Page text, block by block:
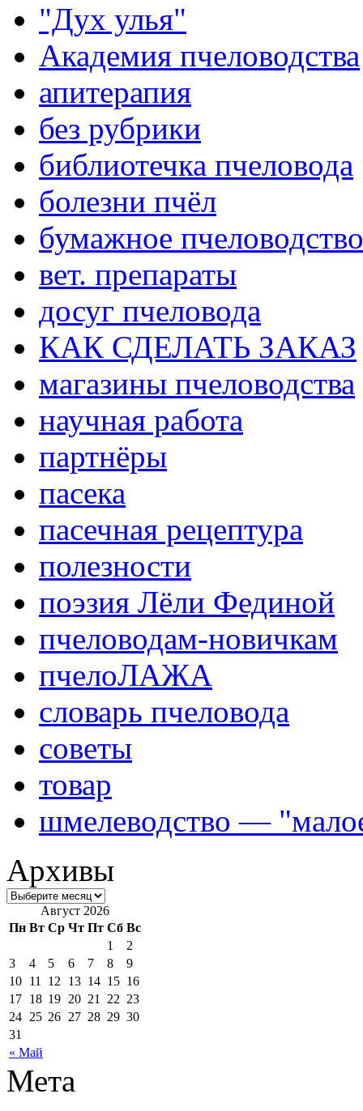
"Дух улья"
Академия пчеловодства
апитерапия
без рубрики
библиотечка пчеловода
болезни пчёл
бумажное пчеловодство
вет. препараты
досуг пчеловода
КАК СДЕЛАТЬ ЗАКАЗ
магазины пчеловодства
научная работа
партнёры
пасека
пасечная рецептура
полезности
поэзия Лёли Фединой
пчеловодам-новичкам
пчелоЛАЖА
словарь пчеловода
советы
товар
шмелеводство —
Архивы
Август 2026
Пн Вт Ср Чт Пт Сб Вс
« Май
1
2
3
4 5 6 7 8
9
10 11 12 13 14 15 16
17 18 19 20 21 22 23
24 25 26 27 28 29 30
31
Мета